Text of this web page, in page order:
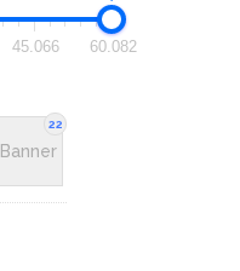
45.066 60.082
22
Banner